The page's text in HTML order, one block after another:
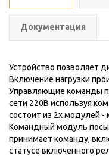
Документация
Устройство позволяет
Включение нагрузки
Управляющие команды
сети 220В используя
состоит из 2х модулей -
Командный модуль
принимает команду,
статусе включенного